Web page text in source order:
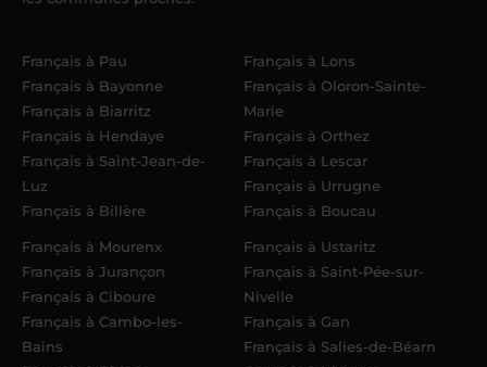
Français à Pau
Français à Bayonne
Français à Biarritz
Français à Hendaye
Français à Saint-Jean-de-
Luz
Français à Billère
Français à Lons
Français à Oloron-Sainte-
Marie
Français à Orthez
Français à Lescar
Français à Urrugne
Français à Boucau
Français à Mourenx
Français à Jurançon
Français à Ciboure
Français à Cambo-les-
Bains
Français à Ustaritz
Français à Saint-Pée-sur-
Nivelle
Français à Gan
Français à Salies-de-Béarn